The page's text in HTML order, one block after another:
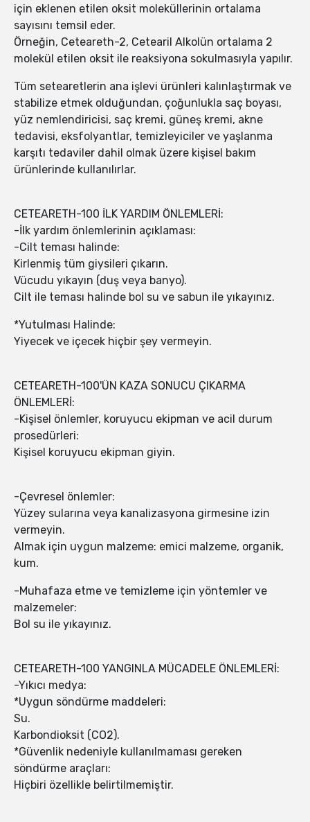
için eklenen etilen oksit moleküllerinin ortalama
sayısını temsil eder.
Örneğin, Ceteareth-2, Cetearil Alkolün ortalama 2
molekül etilen oksit ile reaksiyona sokulmasıyla yapılır.
Tüm setearetlerin ana işlevi ürünleri kalınlaştırmak ve
stabilize etmek olduğundan, çoğunlukla saç boyası,
yüz nemlendiricisi, saç kremi, güneş kremi, akne
tedavisi, eksfolyantlar, temizleyiciler ve yaşlanma
karşıtı tedaviler dahil olmak üzere kişisel bakım
ürünlerinde kullanılırlar.
CETEARETH-100 İLK YARDIM ÖNLEMLERİ:
-İlk yardım önlemlerinin açıklaması:
-Cilt teması halinde:
Kirlenmiş tüm giysileri çıkarın.
Vücudu yıkayın (duş veya banyo).
Cilt ile teması halinde bol su ve sabun ile yıkayınız.
*Yutulması Halinde:
Yiyecek ve içecek hiçbir şey vermeyin.
CETEARETH-100'ÜN KAZA SONUCU ÇIKARMA
ÖNLEMLERİ:
-Kişisel önlemler, koruyucu ekipman ve acil durum
prosedürleri:
Kişisel koruyucu ekipman giyin.
-Çevresel önlemler:
Yüzey sularına veya kanalizasyona girmesine izin
vermeyin.
Almak için uygun malzeme: emici malzeme, organik,
kum.
-Muhafaza etme ve temizleme için yöntemler ve
malzemeler:
Bol su ile yıkayınız.
CETEARETH-100 YANGINLA MÜCADELE ÖNLEMLERİ:
-Yıkıcı medya:
*Uygun söndürme maddeleri:
Su.
Karbondioksit (CO2).
*Güvenlik nedeniyle kullanılmaması gereken
söndürme araçları:
Hiçbiri özellikle belirtilmemiştir.